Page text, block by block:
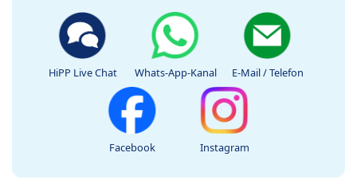
HiPP Live Chat Whats-App-Kanal E-Mail / Telefon
Facebook Instagram